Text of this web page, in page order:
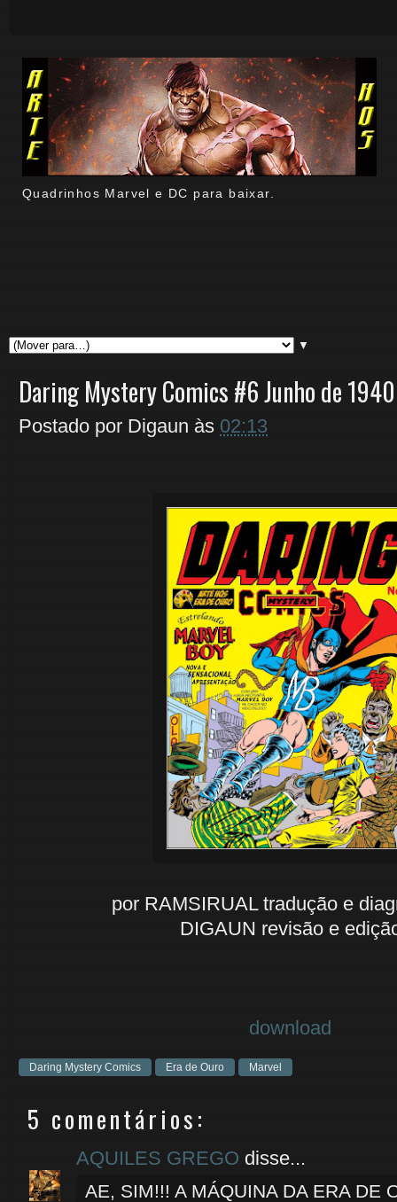
Quadrinhos Marvel e DC para baixar.
▼
Daring Mystery Comics #6 Junho de 1940
Postado por Digaun às 02:13
por RAMSIRUAL tradução e
DIGAUN revisão e
download
Daring Mystery Comics Era de Ouro Marvel
5 comentários:
AQUILES GREGO disse...
AE, SIM!!! A MÁQUINA DA ERA DE